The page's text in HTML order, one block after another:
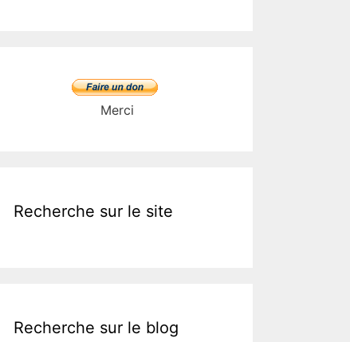
b
Merci
Recherche sur le site
Recherche sur le blog